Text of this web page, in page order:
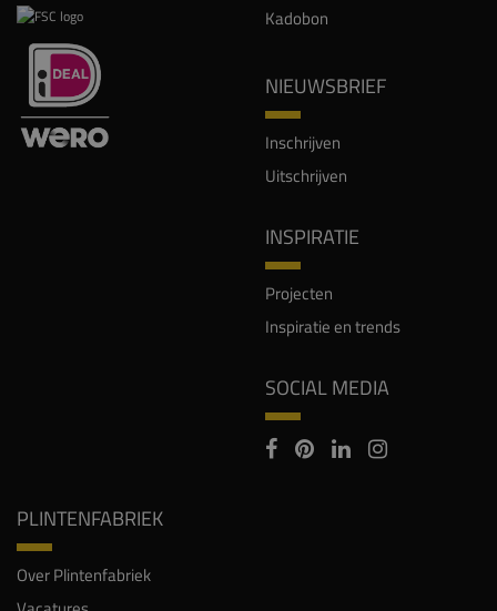
Kadobon
NIEUWSBRIEF
Inschrijven
Uitschrijven
INSPIRATIE
Projecten
Inspiratie en trends
SOCIAL MEDIA
PLINTENFABRIEK
Over Plintenfabriek